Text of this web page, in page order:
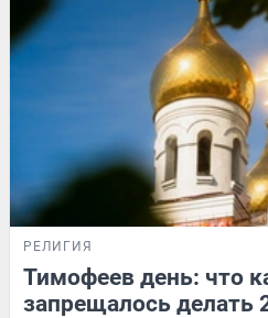
РЕЛИГИЯ
Тимофеев день: что
запрещалось делать